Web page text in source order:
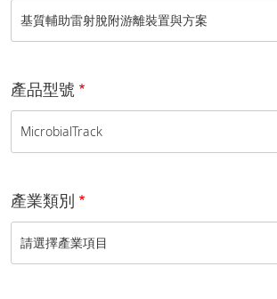
產品型號
產業類別